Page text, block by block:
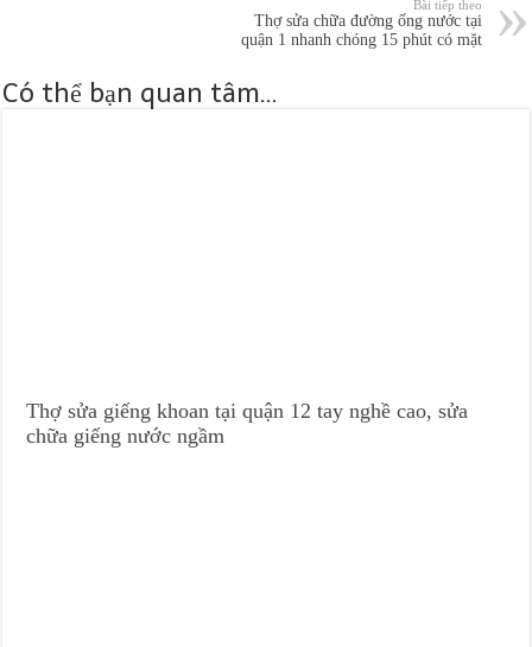
Bài tiếp theo
Thợ sửa chữa đường ống nước tại
quận 1 nhanh chóng 15 phút có mặt
Có thể bạn quan tâm...
Thợ sửa giếng khoan tại quận 12 tay nghề cao, sửa
chữa giếng nước ngầm